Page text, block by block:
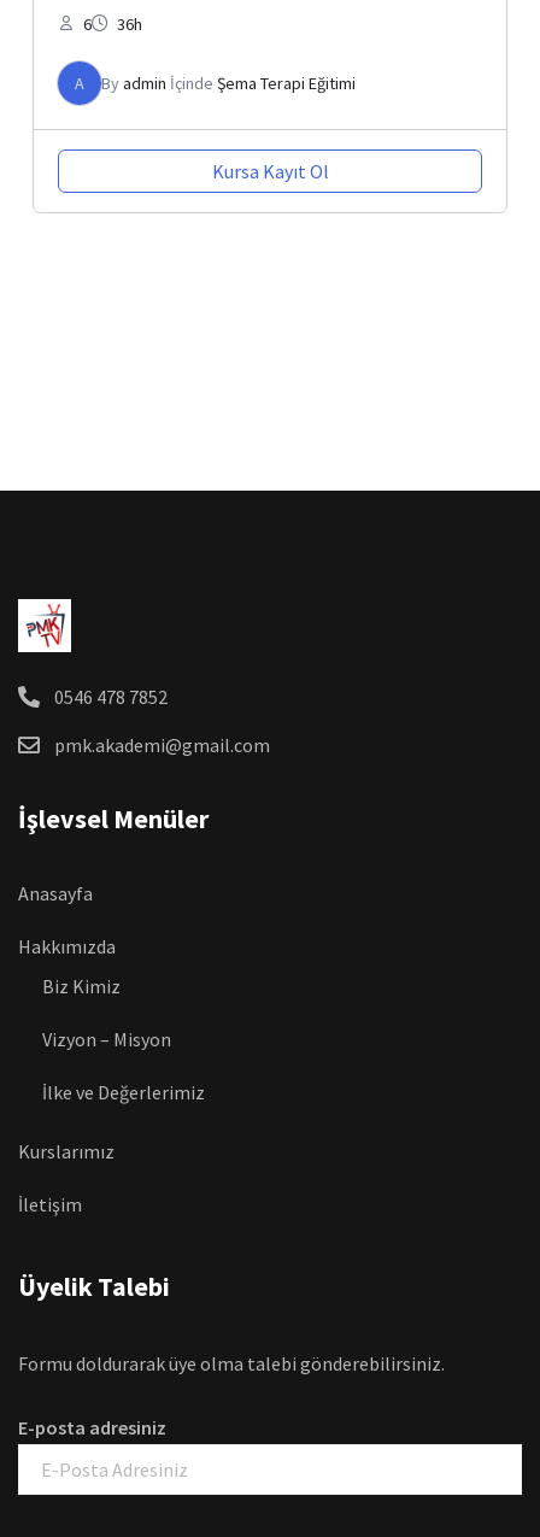
6 36h
A Byadmin İçinde Şema Terapi Eğitimi
Kursa Kayıt Ol
0546 478 7852
pmk.akademi@gmail.com
İşlevsel Menüler
Anasayfa
Hakkımızda
Biz Kimiz
Vizyon – Misyon
İlke ve Değerlerimiz
Kurslarımız
İletişim
Üyelik Talebi
Formu doldurarak üye olma talebi gönderebilirsiniz.
E-posta adresiniz